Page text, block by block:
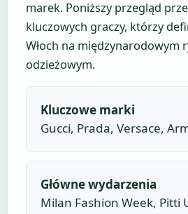
marek. Poniższy przegląd
kluczowych graczy, którzy
Włoch na międzynarodowym
odzieżowym.
Kluczowe marki
Gucci, Prada, Versace,
Główne wydarzenia
Milan Fashion Week, Pitti